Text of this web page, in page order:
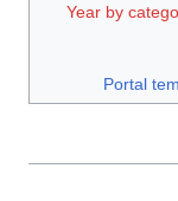
Year by
Portal